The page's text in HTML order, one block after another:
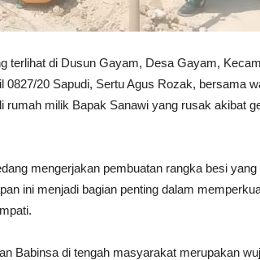
terlihat di Dusun Gayam, Desa Gayam,
20 Sapudi, Sertu Agus Rozak, bersama
milik Bapak Sanawi yang rusak akibat
mengerjakan pembuatan rangka besi yang
ini menjadi bagian penting dalam
Babinsa di tengah masyarakat merupakan